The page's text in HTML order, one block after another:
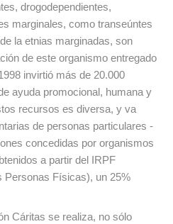
drogodependientes,
marginales, como transeúntes
la etnias marginadas, son
de este organismo entregado
invirtió más de 20.000
ayuda promocional, humana y
recursos es diversa, y va
de personas particulares -
concedidas por organismos
a partir del IRPF
Personas Físicas), un 25%
Cáritas se realiza, no sólo